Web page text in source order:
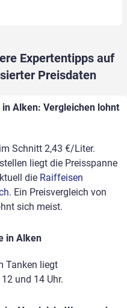
Expertentipps auf
Preisdaten
Alken: Vergleichen lohnt
Schnitt 2,43 €/Liter.
liegt die Preisspanne
die Raiffeisen
. Ein Preisvergleich von
sich meist.
in Alken
Tanken liegt
und 14 Uhr.